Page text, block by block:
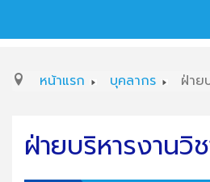
หน้าแรก บุคลากร ฝ่าย
ฝ่ายบริหารงานวิ